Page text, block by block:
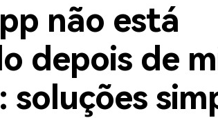
não está
depois de
soluções